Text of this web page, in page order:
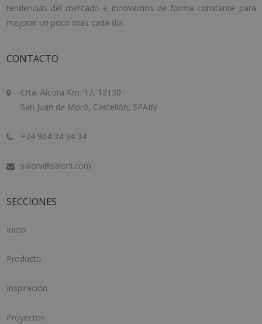
tendencias del mercado e innovamos de forma constante para
mejorar un poco más cada día.
CONTACTO
Crta. Alcora Km. 17, 12130
San Juan de Moró, Castellón, SPAIN
+34 964 34 34 34
saloni@saloni.com
SECCIONES
Inicio
Producto
Inspiración
Proyectos